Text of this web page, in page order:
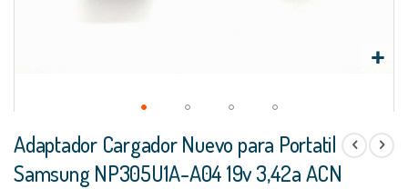
al
comienzo
de
Adaptador Cargador Nuevo para Portatil
Samsung NP305U1A-A04 19v 3,42a ACN